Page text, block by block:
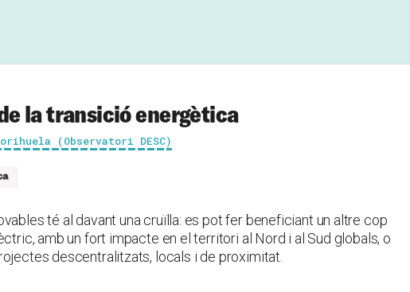
la transició energètica
(Observatori DESC)
té al davant una cruïlla: es pot fer beneficiant un altre cop
amb un fort impacte en el territori al Nord i al Sud globals, o
descentralitzats, locals i de proximitat.